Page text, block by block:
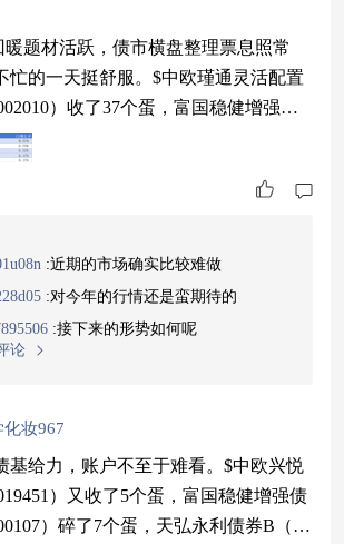
暖题材活跃，债市横盘整理票息照常
忙的一天挺舒服。$中欧瑾通灵活配置
）收了37个蛋，富国稳健增强债
）收了22个蛋，富国双债增强债券
）收了17个蛋。买瑾通就是买它细水长
回撤小、胜率高、进出自由，当作家
再合适不过，可以放心入。#沃什FOM
” 美联储按兵不动#
:近期的市场确实比较难做
:对今年的行情还是蛮期待的
:接下来的形势如何呢
论
妆967
基给力，账户不至于难看。$中欧兴悦
）又收了5个蛋，富国稳健增强债
）碎了7个蛋，天弘永利债券B（42